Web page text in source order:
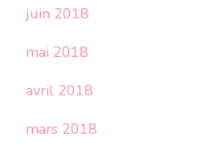
juin 2018
mai 2018
avril 2018
mars 2018